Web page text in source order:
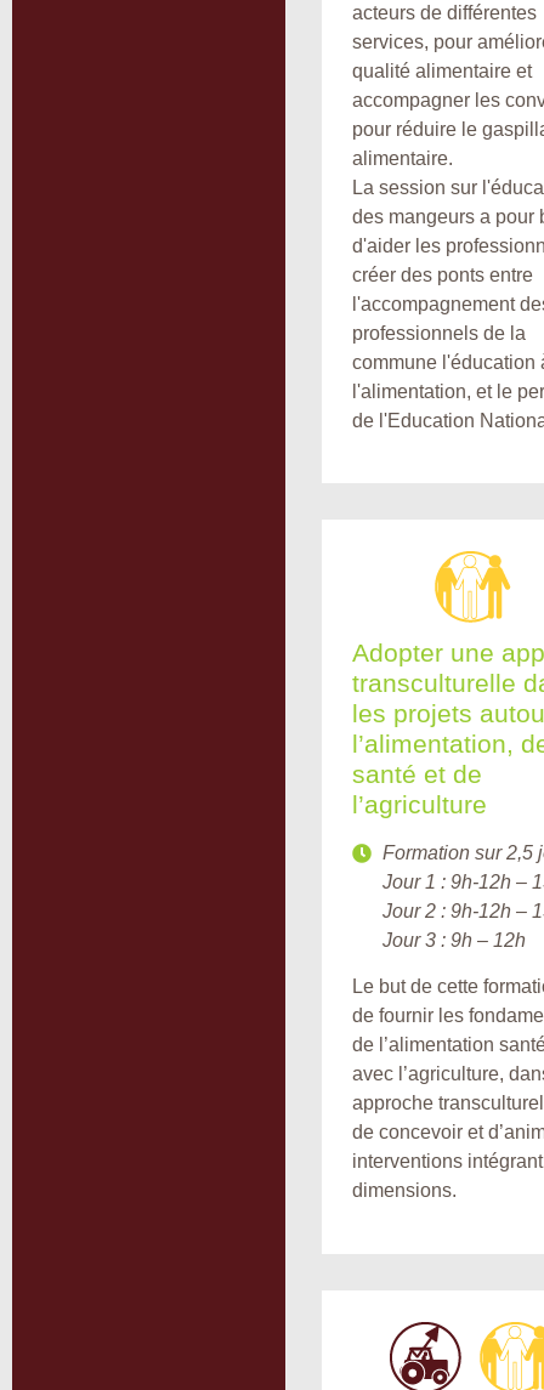
acteurs de différentes
services, pour
qualité alimentaire et
accompagner les
pour réduire le
alimentaire.
La session sur
des mangeurs a pour
d'aider les
créer des ponts entre
l'accompagnement
professionnels de la
commune l'éducation
l'alimentation, et le
de l'Education
Adopter une
transculturelle
les projets
l’alimentation,
santé et de
l’agriculture
Formation sur 2,5
Jour 1 : 9h-12h –
Jour 2 : 9h-12h –
Jour 3 : 9h – 12h
Le but de cette
de fournir les
de l’alimentation
avec l’agriculture,
approche
de concevoir et
interventions
dimensions.